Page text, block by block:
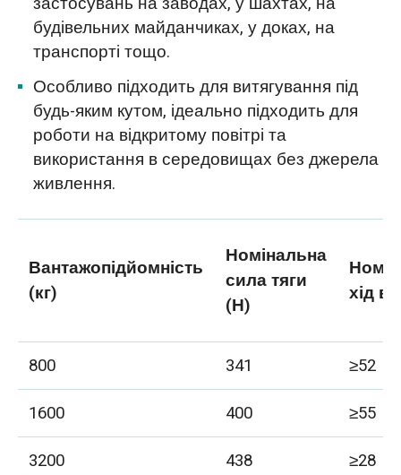
будівельних майданчиках, у доках, на
транспорті тощо.
Особливо підходить для витягування під
будь-яким кутом, ідеально підходить для
роботи на відкритому повітрі та
використання в середовищах без джерела
живлення.
Вантажопідйомність
(кг)
Номінальна
сила тяги
(Н)
хід
800 341
≥52
1600
400
≥55
3200
438
≥28